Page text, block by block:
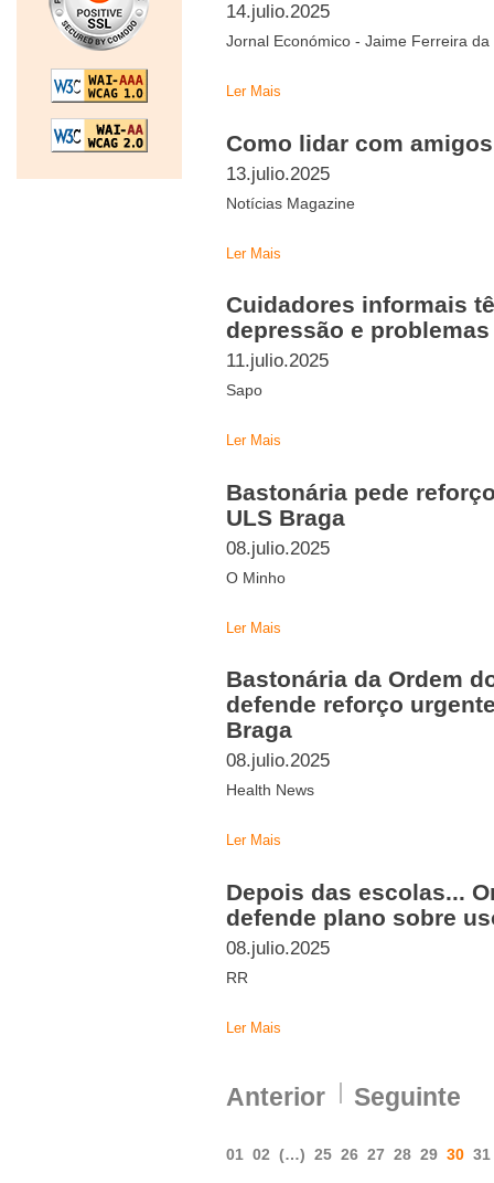
14.julio.2025
Jornal Económico - Jaime Ferreira
Ler Mais
Como lidar com
13.julio.2025
Notícias Magazine
Ler Mais
Cuidadores informais
depressão e
11.julio.2025
Sapo
Ler Mais
Bastonária pede
ULS Braga
08.julio.2025
O Minho
Ler Mais
Bastonária da Ordem
defende reforço
Braga
08.julio.2025
Health News
Ler Mais
Depois das escolas...
defende plano sobre
08.julio.2025
RR
Ler Mais
Anterior Seguinte
01 02 (…) 25 26 27 28 29 30 31